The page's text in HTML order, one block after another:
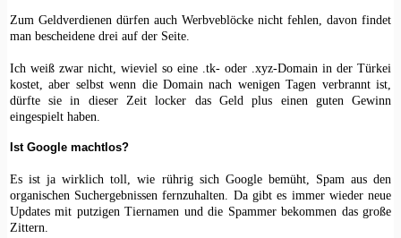
Zum Geldverdienen dürfen auch Werbveblöcke nicht fehlen, davon findet
man bescheidene drei auf der Seite.
Ich weiß zwar nicht, wieviel so eine .tk- oder .xyz-Domain in der Türkei
kostet, aber selbst wenn die Domain nach wenigen Tagen verbrannt ist,
dürfte sie in dieser Zeit locker das Geld plus einen guten Gewinn
eingespielt haben.
Ist Google machtlos?
Es ist ja wirklich toll, wie rührig sich Google bemüht, Spam aus den
organischen Suchergebnissen fernzuhalten. Da gibt es immer wieder neue
Updates mit putzigen Tiernamen und die Spammer bekommen das große
Zittern.